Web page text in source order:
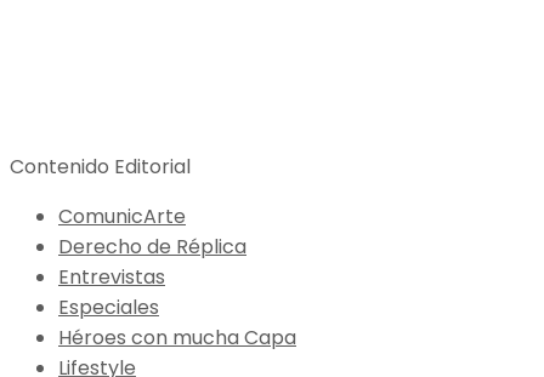
Contenido Editorial
ComunicArte
Derecho de Réplica
Entrevistas
Especiales
Héroes con mucha Capa
Lifestyle